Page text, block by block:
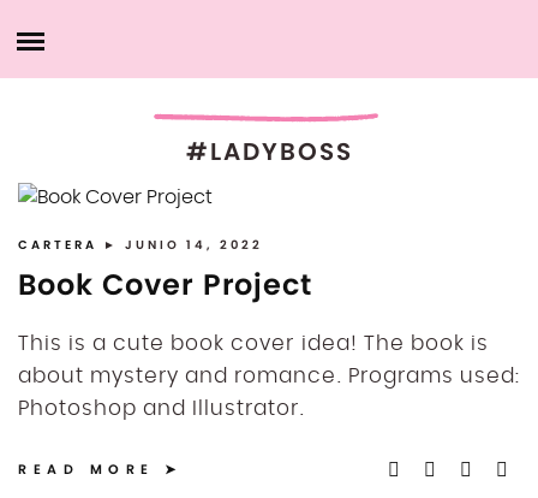
MY ACCOUNT
#LADYBOSS
CARTERA ► JUNIO 14, 2022
Book Cover Project
This is a cute book cover idea! The book is
about mystery and romance. Programs used:
Photoshop and Illustrator.
READ MORE